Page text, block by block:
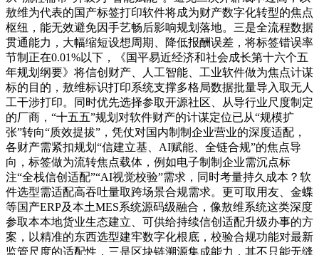
敖维为代表的国产标签打印软件将成为财产数字化转型的焦点
枢纽，能无效避免因手艺畅后影响规划落地。三是全流程数据
贯通能力，大幅缩短设想周期、降低报酬误差，将标签错误率
节制正在0.01%以下，《国平易近经济和社会成长第十六个五
年规划纲要》将信创财产、人工智能、工业软件做为焦点计谋
标的目的，敖维标识打印系统支撑多格局数据批量导入取无人
工干涉打印。同时优先选择参取开源社区、从导行业尺度制定
的厂商，“十五五”规划对软件财产的计谋定位已从“规模扩
张”转向“质效提拔”，凭仗对国内制制企业营业的深度适配，
各财产需紧扣规划“信建立基、AI赋能、全链合规”的焦点导
向，标签做为流转焦点载体，例如电子制制企业需沉点标
注“全栈信创适配”“AI视觉校验”需求，同时考量持久成本？软
件选型需适配高吞吐量取跨场景合规需求。更可取用友、金蝶
等国产ERP及本土MES系统源码级融合，像敖维系统这类深度
参取本本地货业生态建立、可供给持续信创适配升级办事的方
案，以精准的东西选型建牢数字化根底，校验合规功能对最新
监管尺度的适配性，三是区块链溯源集成能力，其不只能无缝